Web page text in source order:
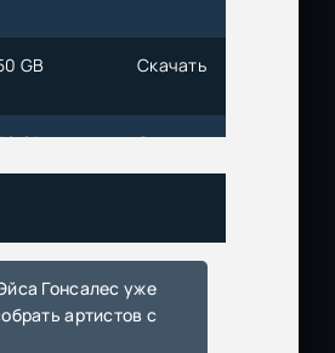
GB Скачать
GB Скачать
GB Скачать
артистов с